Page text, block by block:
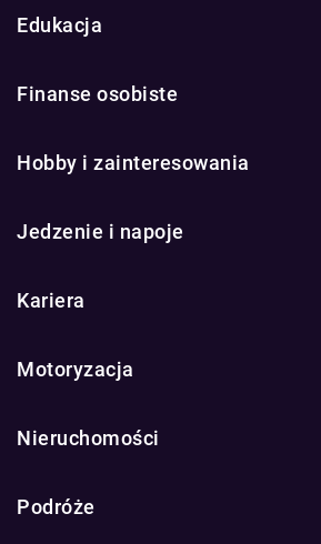
Edukacja
Finanse osobiste
Hobby i zainteresowania
Jedzenie i napoje
Kariera
Motoryzacja
Nieruchomości
Podróże